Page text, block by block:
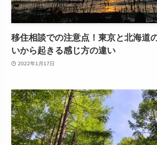
移住相談での注意点！東京と北海道
いから起きる感じ方の違い
2022年1月17日